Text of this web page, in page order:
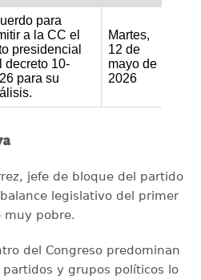
para
a la CC el
presidencial
decreto 10-
para su
Martes,
12 de
mayo de
2026
jefe de bloque del partido
legislativo del primer
muy pobre.
del Congreso predominan
y grupos políticos lo